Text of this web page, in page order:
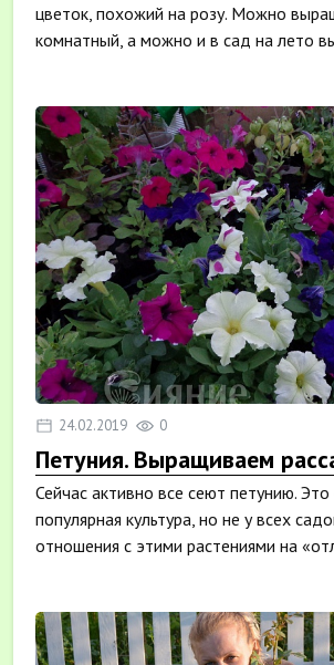
цветок, похожий на розу. Можно
комнатный, а можно и в сад на лето
24.02.2019 0
Петуния. Выращиваем
Сейчас активно все сеют петунию. Это
популярная культура, но не у всех
отношения с этими растениями на